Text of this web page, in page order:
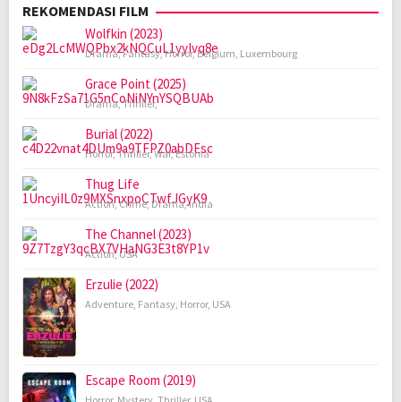
REKOMENDASI FILM
Wolfkin (2023)
Drama,Fantasy,Horror,Belgium Luxembourg
Grace Point (2025)
Drama,Thriller,
Burial (2022)
Horror,Thriller,War,Estonia
Thug Life
Action,Crime, Drama,India
The Channel (2023)
Action, USA
Erzulie (2022)
Adventure Fantasy Horror, USA
Escape Room (2019)